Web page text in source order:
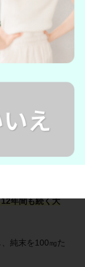
る
エ 公式サイト
ドリンク｜
、12年間愛
おい女神プラセ
年間も続く大
純末を100㎎た